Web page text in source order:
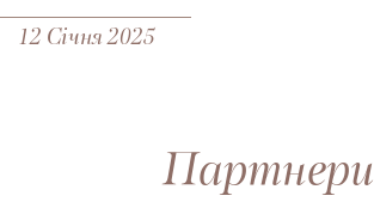
12 Січня 2025
Партнери